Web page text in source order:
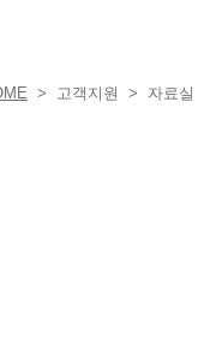
> 고객지원 > 자료실